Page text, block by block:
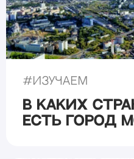
#Изучаем
В каких
есть город